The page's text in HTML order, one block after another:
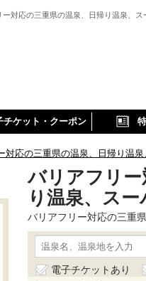
ー対応の三重県の温泉、日帰り温泉、ス
チケット・クーポン
対応の三重県の温泉、日帰り温
バリアフリー
り温泉、ス
バリアフリー対応の三重
電子チケットあり